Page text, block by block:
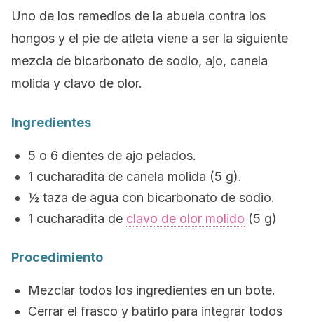
Uno de los remedios de la abuela contra los
hongos y el pie de atleta viene a ser la siguiente
mezcla de bicarbonato de sodio, ajo, canela
molida y clavo de olor.
Ingredientes
5 o 6 dientes de ajo pelados.
1 cucharadita de canela molida (5 g).
½ taza de agua con bicarbonato de sodio.
1 cucharadita de clavo de olor molido (5 g)
Procedimiento
Mezclar todos los ingredientes en un bote.
Cerrar el frasco y batirlo para integrar todos